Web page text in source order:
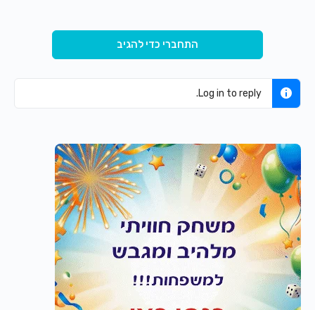
התחברי כדי להגיב
Log in to reply.